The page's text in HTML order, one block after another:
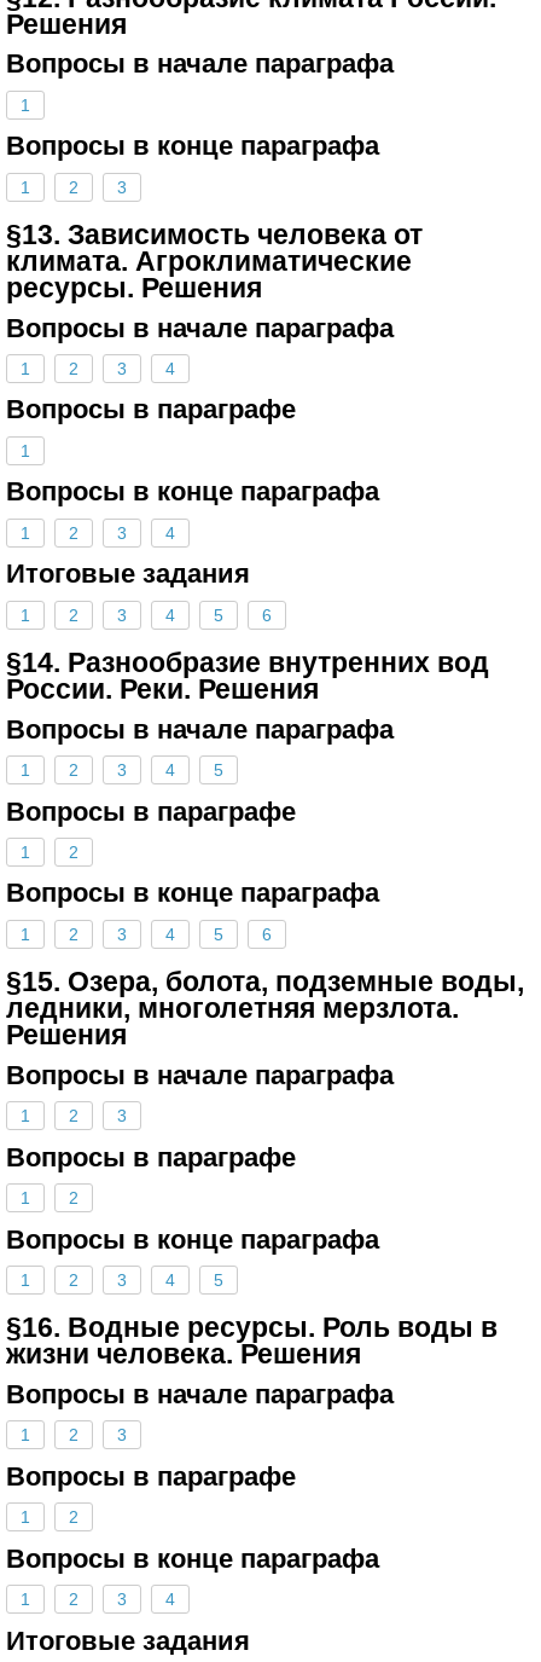
Решения
Вопросы в начале параграфа
1
Вопросы в конце параграфа
1 2 3
§13. Зависимость человека от
климата. Агроклиматические
ресурсы. Решения
Вопросы в начале параграфа
1 2 3 4
Вопросы в параграфе
1
Вопросы в конце параграфа
1 2 3 4
Итоговые задания
1 2 3 4 5 6
§14. Разнообразие внутренних вод
России. Реки. Решения
Вопросы в начале параграфа
1 2 3 4 5
Вопросы в параграфе
1 2
Вопросы в конце параграфа
1 2 3 4 5 6
§15. Озера, болота, подземные воды,
ледники, многолетняя мерзлота.
Решения
Вопросы в начале параграфа
1 2 3
Вопросы в параграфе
1 2
Вопросы в конце параграфа
1 2 3 4 5
§16. Водные ресурсы. Роль воды в
жизни человека. Решения
Вопросы в начале параграфа
1 2 3
Вопросы в параграфе
1 2
Вопросы в конце параграфа
1 2 3 4
Итоговые задания